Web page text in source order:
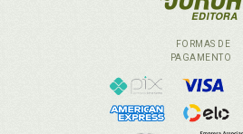
FORMAS DE
PAGAMENTO